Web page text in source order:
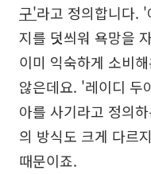
구'라고 정의합니다.
지를 덧씌워 욕망을
이미 익숙하게 소비
않은데요. '레이디 두
아를 사기라고 정의
의 방식도 크게 다르
때문이죠.